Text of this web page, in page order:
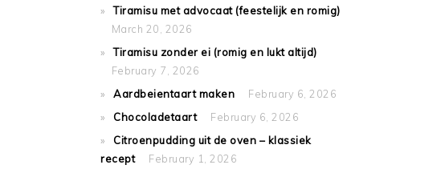
Tiramisu met advocaat (feestelijk en romig)
March 20, 2026
Tiramisu zonder ei (romig en lukt altijd)
February 7, 2026
Aardbeientaart maken
February 6, 2026
Chocoladetaart
February 6, 2026
Citroenpudding uit de oven – klassiek
recept
February 1, 2026